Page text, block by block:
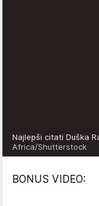
Najlepši citati Duška
Africa/Shutterstock
BONUS VIDEO: